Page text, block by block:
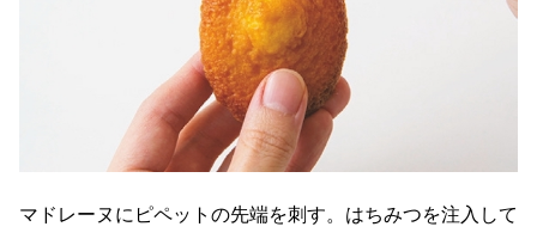
マドレーヌにピペットの先端を刺す。はちみつを注入して